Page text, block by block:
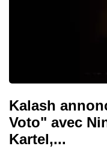
Kalash
Voto" avec
Kartel,...